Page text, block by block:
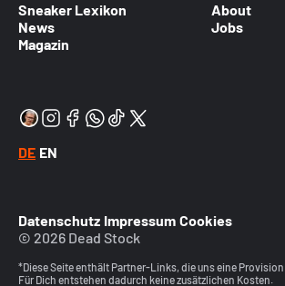
Sneaker Lexikon
News
Magazin
About
Jobs
DE EN
Datenschutz Impressum Cookies
© 2026 Dead Stock
*Diese Seite enthält Partner-Links, die uns eine
Für Dich entstehen dadurch keine zusätzlichen Kosten.